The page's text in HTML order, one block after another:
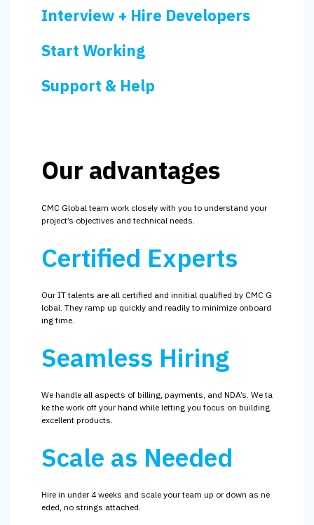
Interview + Hire Developers
Start Working
Support & Help
Our advantages
CMC Global team work closely with you to understand your
project’s objectives and technical needs.
Certified Experts
Our IT talents are all certified and innitial qualified by CMC G
lobal. They ramp up quickly and readily to minimize onboard
ing time.
Seamless Hiring
We handle all aspects of billing, payments, and NDA’s. We ta
ke the work off your hand while letting you focus on building
excellent products.
Scale as Needed
Hire in under 4 weeks and scale your team up or down as ne
eded, no strings attached.